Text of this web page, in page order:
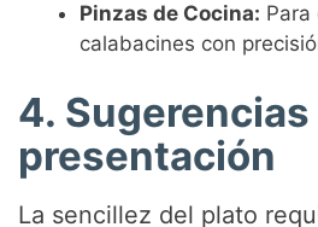
Pinzas de Cocina: Para
calabacines con
4. Sugerencias
presentación
La sencillez del plato